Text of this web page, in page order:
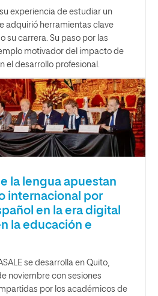
experiencia de estudiar un
adquirió herramientas clave
su carrera. Su paso por las
motivador del impacto de
el desarrollo profesional.
la lengua apuestan
internacional por
en la era digital
la educación e
se desarrolla en Quito,
noviembre con sesiones
por los académicos de